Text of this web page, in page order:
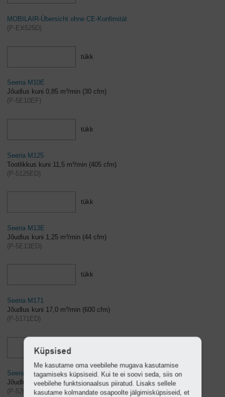
MOBILAIR-Übersicht ohne CE-Konfimität
(P-EX525D)
tükk
Seeria M10E
Jõudlus kuni 0,85 m³/min (30 cfm)
(P-5E10EF)
tükk
Seeria M125
Tootlikkus kuni 11,5 m³/min (405 cfm)
(P-5125ED)
tükk
Seeria M13E
Jõudlus kuni 1,25 m³/min (44 cfm)
(P-5E13ED)
tükk
Seeria M171
Jõudlus kuni 17,0 m³/min (600 cfm)
(P-5171ED)
Seeria M20
Jõudlus kuni 2,0 m³/min (71 cfm)
(P-520EF)
Küpsised
Me kasutame oma veebilehe mugava kasutamise
tagamiseks küpsiseid. Kui te ei soovi seda, siis on
veebilehe funktsionaalsus piiratud. Lisaks sellele
kasutame kolmandate osapoolte jälgimisküpsiseid, et